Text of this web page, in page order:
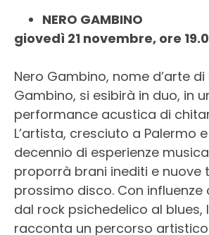
NERO GAMBINO
giovedì 21 novembre, ore
Nero Gambino, nome d’arte
Gambino, si esibirà in duo, in
performance acustica di
L’artista, cresciuto a Palermo
decennio di esperienze
proporrà brani inediti e nuove
prossimo disco. Con influenze
dal rock psichedelico al blues,
racconta un percorso